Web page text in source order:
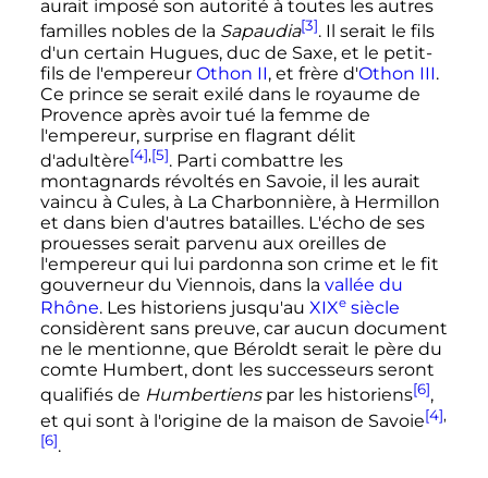
aurait imposé son autorité à toutes les autres
familles nobles de la Sapaudia[3]. Il serait le fils
d'un certain Hugues, duc de Saxe, et le petit-
fils de l'empereur Othon II, et frère d'Othon III.
Ce prince se serait exilé dans le royaume de
Provence après avoir tué la femme de
l'empereur, surprise en flagrant délit
d'adultère[4],[5]. Parti combattre les
montagnards révoltés en Savoie, il les aurait
vaincu à Cules, à La Charbonnière, à Hermillon
et dans bien d'autres batailles. L'écho de ses
prouesses serait parvenu aux oreilles de
l'empereur qui lui pardonna son crime et le fit
gouverneur du Viennois, dans la vallée du
Rhône. Les historiens jusqu'au XIXesiècle
considèrent sans preuve, car aucun document
ne le mentionne, que Béroldt serait le père du
comte Humbert, dont les successeurs seront
qualifiés de Humbertienspar les historiens[6],
et qui sont à l'origine de la maison de Savoie[4],
[6].